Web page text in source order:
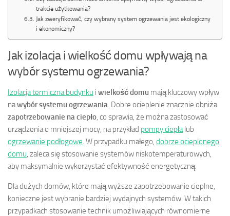
trakcie użytkowania?
Jak zweryfikować, czy wybrany system ogrzewania jest ekologiczny
i ekonomiczny?
Jak izolacja i wielkość domu wpływają na
wybór systemu ogrzewania?
Izolacja termiczna budynku i wielkość domu mają kluczowy wpływ
nawybór systemu ogrzewania . Dobre ocieplenie znacznie obniża
zapotrzebowanie na ciepło , co sprawia, że można zastosować
urządzenia o mniejszej mocy, na przykład pompy ciepła lub
ogrzewanie podłogowe . W przypadku małego, dobrze ocieplonego
domu , zaleca się stosowanie systemów niskotemperaturowych,
aby maksymalnie wykorzystać efektywność energetyczną.
Dla dużych domów, które mają wyższe zapotrzebowanie cieplne,
konieczne jest wybranie bardziej wydajnych systemów. W takich
przypadkach stosowanie technik umożliwiających równomierne